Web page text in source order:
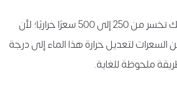
تناول نحو 10 أكواب من الماء المثلج يوميًا، يجعلك تخسر من 250 إلى 500 سعرًا حراريًا؛ لأن
لتعديل حرارة هذا الماء إلى درجة
ملحوظة للغاية.